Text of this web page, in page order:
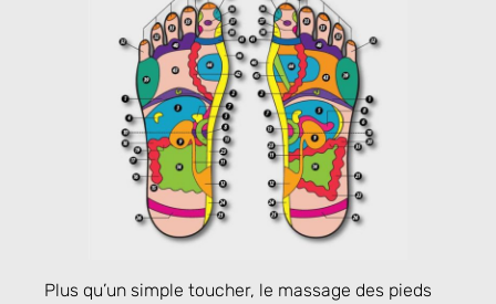
Plus qu’un simple toucher, le massage des pieds